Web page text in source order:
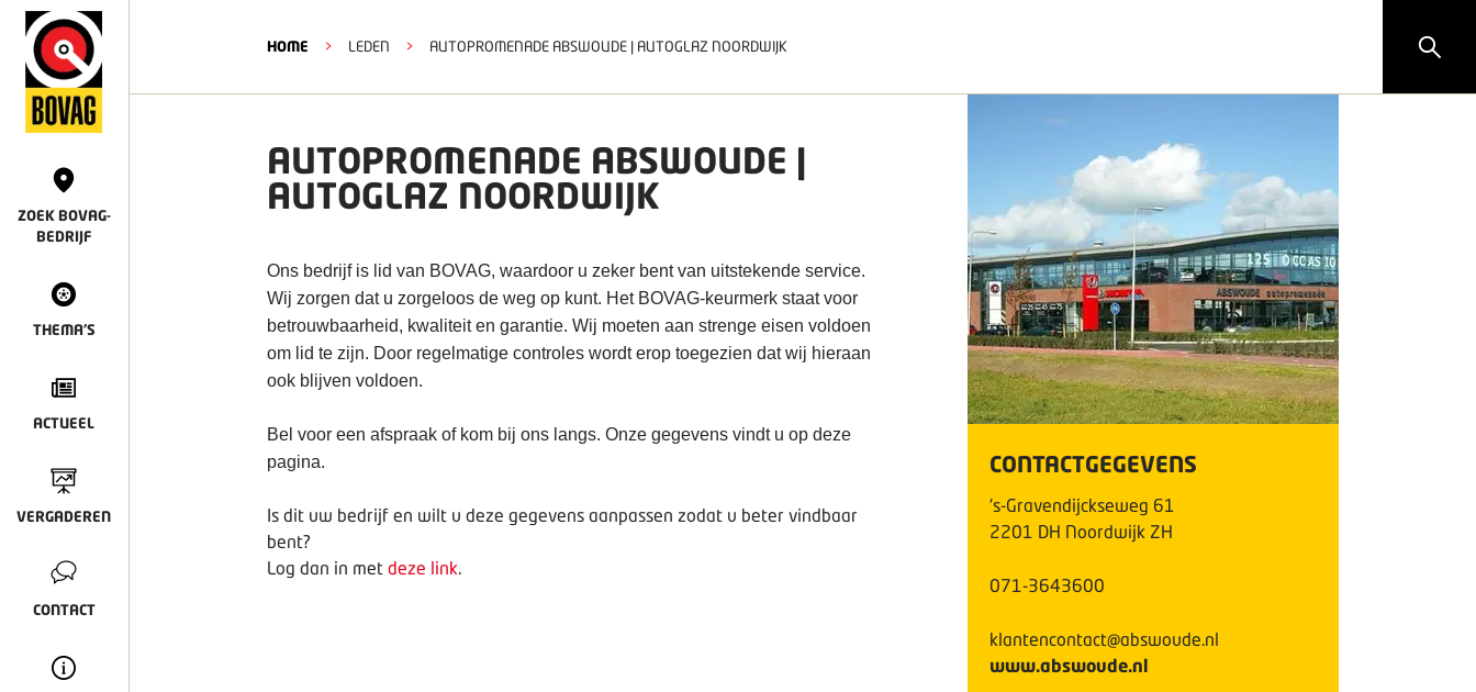
ZOEK BOVAG-
BEDRIJF
THEMA'S
ACTUEEL
VERGADEREN
CONTACT
HOME > LEDEN > AUTOPROMENADE ABSWOUDE | AUTOGLAZ NOORDWIJK
AUTOPROMENADE ABSWOUDE |
AUTOGLAZ NOORDWIJK
Ons bedrijf is lid van BOVAG, waardoor u zeker bent van uitstekende service.
Wij zorgen dat u zorgeloos de weg op kunt. Het BOVAG-keurmerk staat voor
betrouwbaarheid, kwaliteit en garantie. Wij moeten aan strenge eisen voldoen
om lid te zijn. Door regelmatige controles wordt erop toegezien dat wij hieraan
ook blijven voldoen.
Bel voor een afspraak of kom bij ons langs. Onze gegevens vindt u op deze
pagina.
Is dit uw bedrijf en wilt u deze gegevens aanpassen zodat u beter vindbaar
bent?
Log dan in met deze link.
CONTACTGEGEVENS
's-Gravendijckseweg 61
2201 DH Noordwijk ZH
071-3643600
klantencontact@abswoude.nl
www.abswoude.nl